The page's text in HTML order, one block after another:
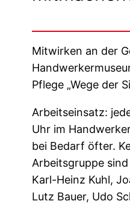
Mitwirken an der
Pflege „Wege der
Arbeitseinsatz:
Uhr im
bei Bedarf öfter.
Arbeitsgruppe
Karl-Heinz Kuhl,
Lutz Bauer, Udo